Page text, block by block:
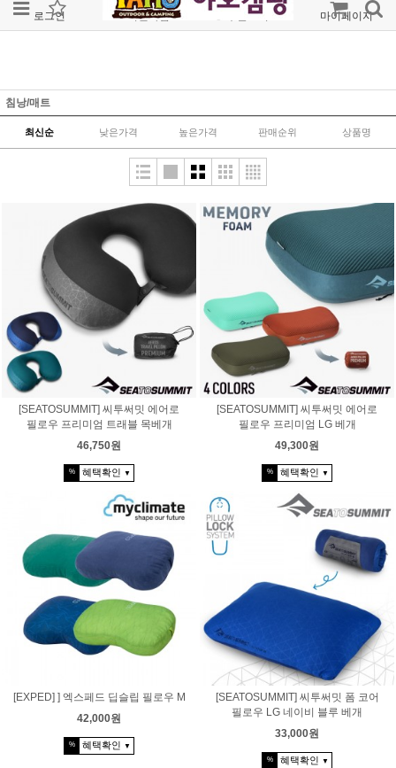
로그인 회원가입 주문조회 마이페이지
침낭/매트
최신순 낮은가격 높은가격 판매순위 상품명
[SEATOSUMMIT] 씨투써밋 에어로
필로우 프리미엄 트래블 목베개
46,750원
% 혜택확인 ▼
[SEATOSUMMIT] 씨투써밋 에어로
필로우 프리미엄 LG 베개
49,300원
% 혜택확인 ▼
[EXPED] ] 엑스페드 딥슬립 필로우 M
42,000원
% 혜택확인 ▼
[SEATOSUMMIT] 씨투써밋 폼 코어
필로우 LG 네이비 블루 베개
33,000원
% 혜택확인 ▼